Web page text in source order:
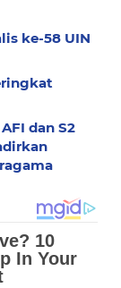
ke-58 UIN
dan S2